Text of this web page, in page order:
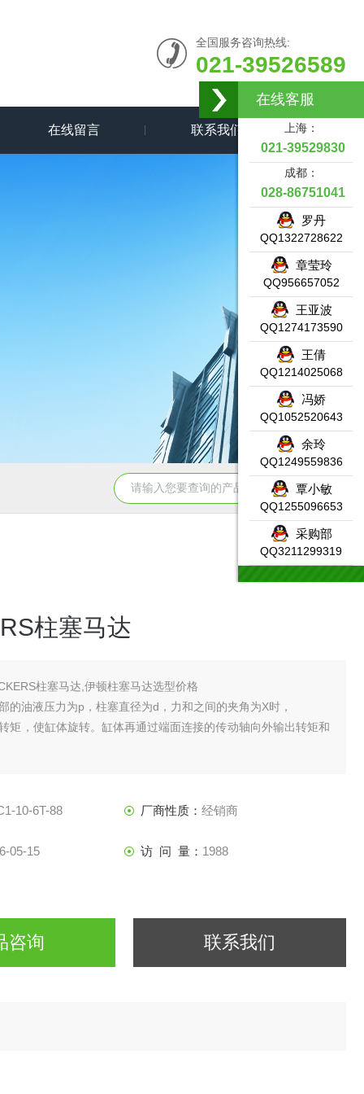
全国服务咨询热线:
021-39526589
在线留言 联系我们
7KF02-0AB0SIEMENS输入模块产品示意图 DW-AS-623-
柱塞马达
柱塞马达,伊顿柱塞马达选型价格
的油液压力为p，柱塞直径为d，力和之间的夹角为X时，
矩，使缸体旋转。缸体再通过端面连接的传动轴向外输出转矩和
10-6T-88 厂商性质： 经销商
05-15 访 问 量： 1988
咨询 联系我们
在线客服
上海：
021-39529830
成都：
028-86751041
罗丹
QQ1322728622
章莹玲
QQ956657052
王亚波
QQ1274173590
王倩
QQ1214025068
冯娇
QQ1052520643
余玲
QQ1249559836
覃小敏
QQ1255096653
采购部
QQ3211299319